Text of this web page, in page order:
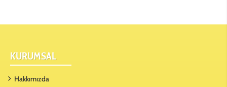
KURUMSAL
Hakkımızda